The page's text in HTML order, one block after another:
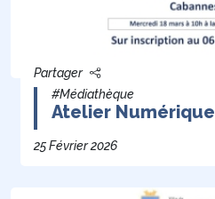
Partager
#Médiathèque
Atelier Numérique
25 Février 2026